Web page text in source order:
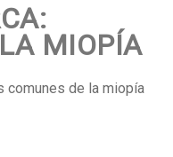
MIOPÍA
comunes de la miopía